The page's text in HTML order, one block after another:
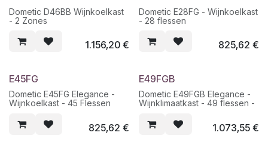
Dometic D46BB Wijnkoelkast
- 2 Zones
1.156,20€
Dometic E28FG - Wijnkoelkast
- 28 flessen
825,62 €
E45FG
Dometic E45FG Elegance -
Wijnkoelkast - 45 Flessen
825,62 €
E49FGB
Dometic E49FGB Elegance -
Wijnklimaatkast - 49 flessen -
1.073,55€